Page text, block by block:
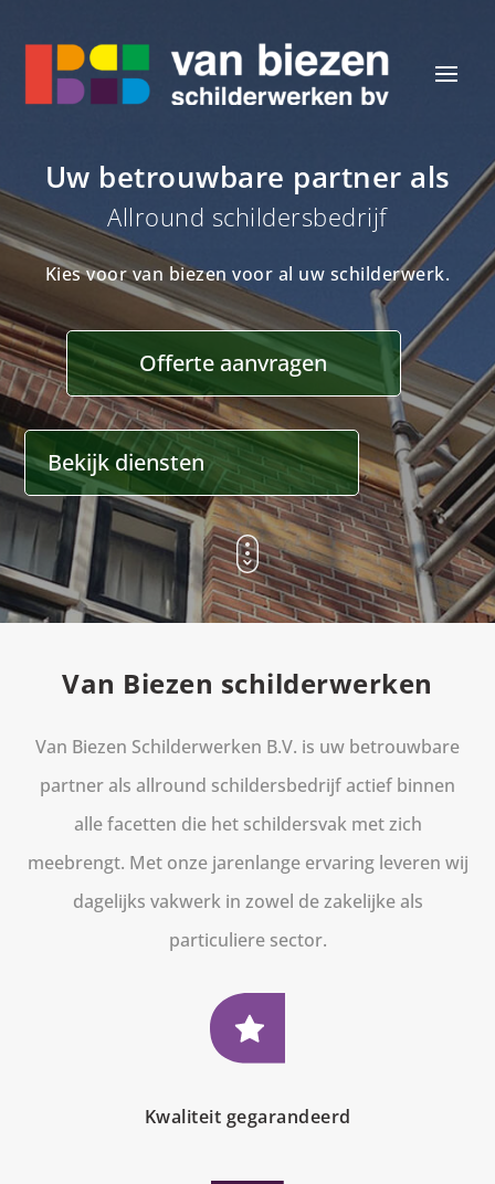
Uw betrouwbare partner als
Allround schildersbedrijf
Kies voor van biezen voor al uw schilderwerk.
Offerte aanvragen
Bekijk diensten
Van Biezen schilderwerken
Van Biezen Schilderwerken B.V. is uw betrouwbare
partner als allround schildersbedrijf actief binnen
alle facetten die het schildersvak met zich
meebrengt. Met onze jarenlange ervaring leveren wij
dagelijks vakwerk in zowel de zakelijke als
particuliere sector.
Kwaliteit gegarandeerd